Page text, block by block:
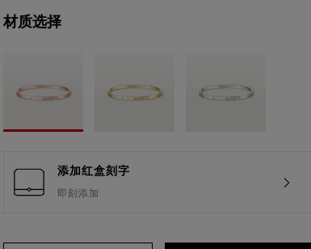
材质选择
添加红盒刻字
即刻添加